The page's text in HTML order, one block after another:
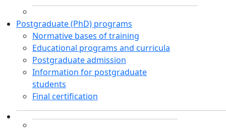
Postgraduate (PhD) programs
Normative bases of training
Educational programs and curricula
Postgraduate admission
Information for postgraduate
students
Final certification